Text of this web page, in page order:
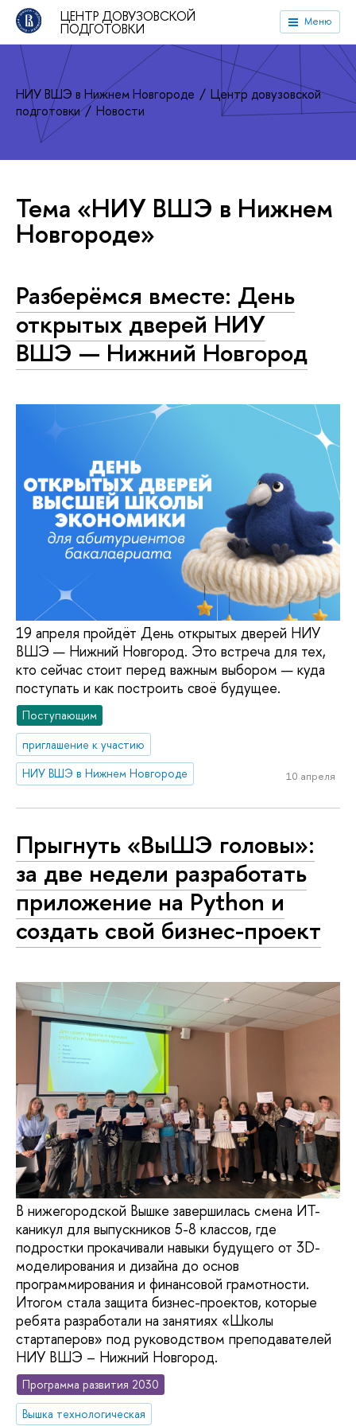
ЦЕНТР ДОВУЗОВСКОЙ
ПОДГОТОВКИ Меню
НИУ ВШЭ в Нижнем Новгороде
Центр довузовской
подготовки
Новости
Тема «НИУ ВШЭ в Нижнем
Новгороде»
Разберёмся вместе: День
открытых дверей НИУ
ВШЭ — Нижний Новгород
19 апреля пройдёт День открытых дверей НИУ
ВШЭ — Нижний Новгород. Это встреча для тех,
кто сейчас стоит перед важным выбором — куда
поступать и как построить своё будущее.
Поступающим
приглашение к участию
НИУ ВШЭ в Нижнем Новгороде
10 апреля
Прыгнуть «ВыШЭ головы»:
за две недели разработать
приложение на Python и
создать свой бизнес-проект
В нижегородской Вышке завершилась смена ИТ-
каникул для выпускников 5-8 классов, где
подростки прокачивали навыки будущего от 3D-
моделирования и дизайна до основ
программирования и финансовой грамотности.
Итогом стала защита бизнес-проектов, которые
ребята разработали на занятиях «Школы
стартаперов» под руководством преподавателей
НИУ ВШЭ – Нижний Новгород.
Программа развития 2030
Вышка технологическая